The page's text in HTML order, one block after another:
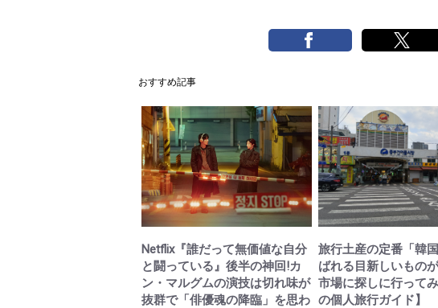
おすすめ記事
Netflix『誰だって無価値な自分
と闘っている』後半の神回!カ
ン・マルグムの演技は切れ味が
抜群で「俳優魂の降臨」を思わ
旅行土産の定番「韓
ばれる目新しいものが
市場に探しに行って
の個人旅行ガイド】